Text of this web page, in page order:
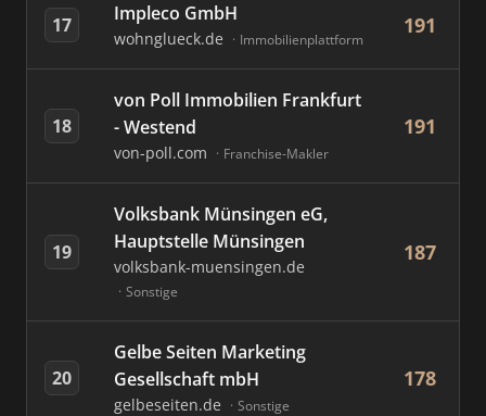
17 Impleco GmbH
wohnglueck.de Immobilienplattform
191
18
von Poll Immobilien Frankfurt
- Westend
von-poll.com Franchise-Makler
191
19
Volksbank Münsingen eG,
Hauptstelle Münsingen
volksbank-muensingen.de
Sonstige
187
20
Gelbe Seiten Marketing
Gesellschaft mbH
gelbeseiten.de Sonstige
178